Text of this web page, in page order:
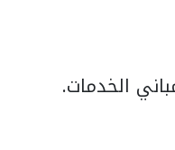
الخدمات.